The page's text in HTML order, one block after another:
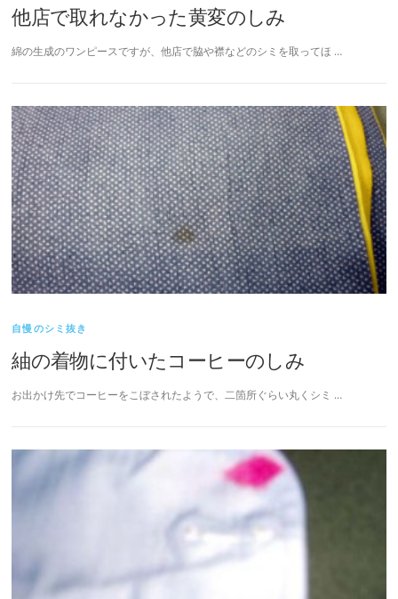
他店で取れなかった黄変のしみ
綿の生成のワンピースですが、他店で脇や襟などのシミを取ってほ …
自慢のシミ抜き
紬の着物に付いたコーヒーのしみ
お出かけ先でコーヒーをこぼされたようで、二箇所ぐらい丸くシミ …